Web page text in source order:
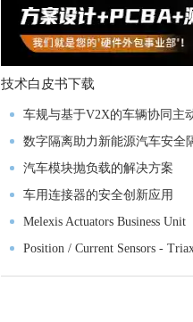
技术白皮书下载
车规与基于V2X的车辆协同主
望
数字隔离助力新能源汽车安全
汽车模块抛负载的解决方案
车用连接器的安全创新应用
Melexis Actuators Business Unit
Position / Current Sensors -